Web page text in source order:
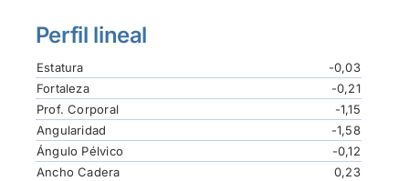
Perfil lineal
Estatura
-0,03
Fortaleza
-0,21
Prof. Corporal
-1,15
Angularidad
-1,58
Ángulo Pélvico
-0,12
Ancho Cadera
0,23